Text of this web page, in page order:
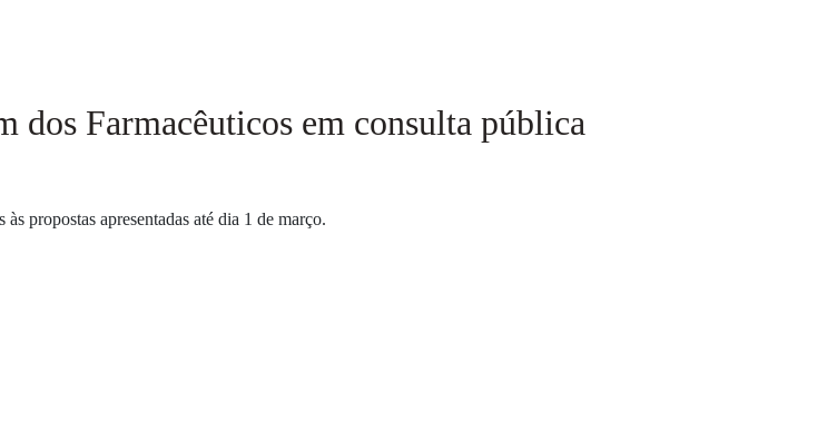
dos Farmacêuticos em consulta pública
propostas apresentadas até dia 1 de março.